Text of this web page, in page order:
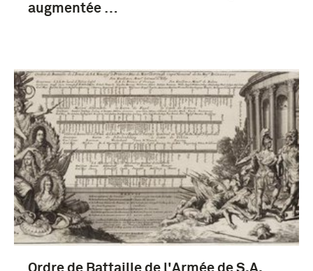
augmentée …
Ordre de Battaille de l'Armée de S.A.